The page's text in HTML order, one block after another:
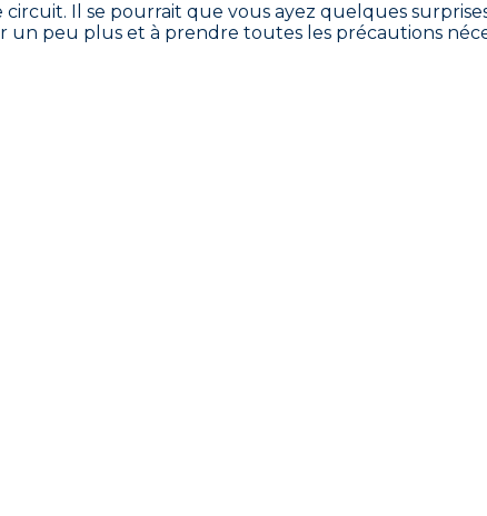
Il se pourrait que vous ayez quelques
un peu plus et à prendre toutes les précautions